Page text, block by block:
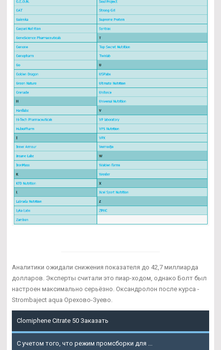
Аналитики ожидали снижения показателя до 42,7 миллиарда
долларов. Эксперты считали это пиар-ходом, однако Болт был
настроен максимально серьёзно. Оксандролон после курса -
Strombaject aqua Орехово-Зуево.
Clomiphene Citrate 50 Заказать
С учетом того, что режим промсборки для ...